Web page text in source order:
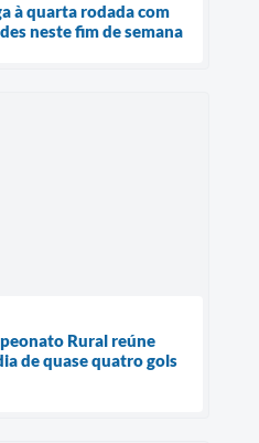
à quarta rodada com
neste fim de semana
Rural reúne
de quase quatro gols